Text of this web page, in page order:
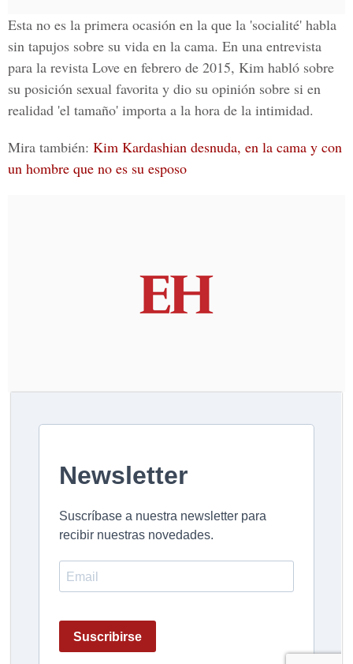
Esta no es la primera ocasión en la que la 'socialité' habla
sin tapujos sobre su vida en la cama. En una entrevista
para la revista Love en febrero de 2015, Kim habló sobre
su posición sexual favorita y dio su opinión sobre si en
realidad 'el tamaño' importa a la hora de la intimidad.
Mira también: Kim Kardashian desnuda, en la cama y con
un hombre que no es su esposo